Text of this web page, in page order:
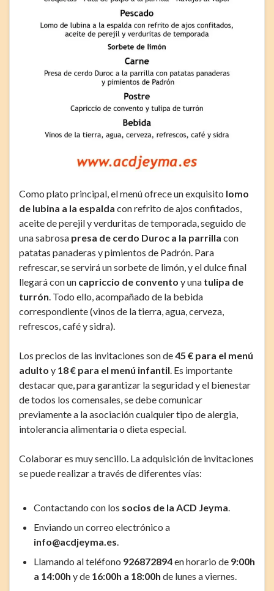
Como plato principal, el menú ofrece un exquisito lomo
de lubina a la espalda con refrito de ajos confitados,
aceite de perejil y verduritas de temporada, seguido de
una sabrosa presa de cerdo Duroc a la parrilla con
patatas panaderas y pimientos de Padrón. Para
refrescar, se servirá un sorbete de limón, y el dulce final
llegará con un capriccio de convento y una tulipa de
turrón. Todo ello, acompañado de la bebida
correspondiente (vinos de la tierra, agua, cerveza,
refrescos, café y sidra).
Los precios de las invitaciones son de45 € para el menú
adulto y 18 € para el menú infantil. Es importante
destacar que, para garantizar la seguridad y el bienestar
de todos los comensales, se debe comunicar
previamente a la asociación cualquier tipo de alergia,
intolerancia alimentaria o dieta especial.
Colaborar es muy sencillo. La adquisición de invitaciones
se puede realizar a través de diferentes vías:
Contactando con los socios de la ACD Jeyma.
Enviando un correo electrónico a
info@acdjeyma.es.
Llamando al teléfono 926872894en horario de 9:00h
a 14:00h y de 16:00h a 18:00h de lunes a viernes.